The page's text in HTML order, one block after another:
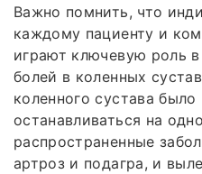
Важно помнить, что
каждому пациенту и
играют ключевую роль
болей в коленных
коленного сустава
останавливаться на
распространенные
артроз и подагра, и